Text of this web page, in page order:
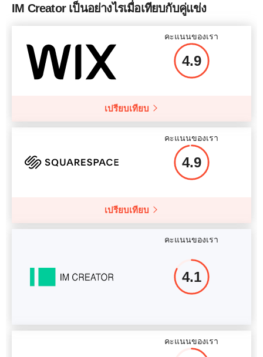
IM Creator เป็นอย่างไรเมื่อเทียบกับคู่แข่ง
คะแนนของเรา
4.9
เปรียบเทียบ
คะแนนของเรา
4.9
เปรียบเทียบ
คะแนนของเรา
4.1
คะแนนของเรา